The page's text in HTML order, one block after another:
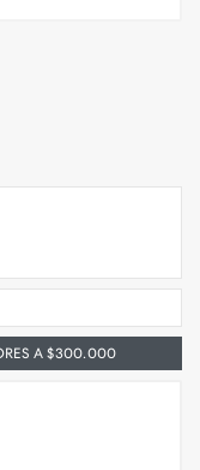
A $300.000